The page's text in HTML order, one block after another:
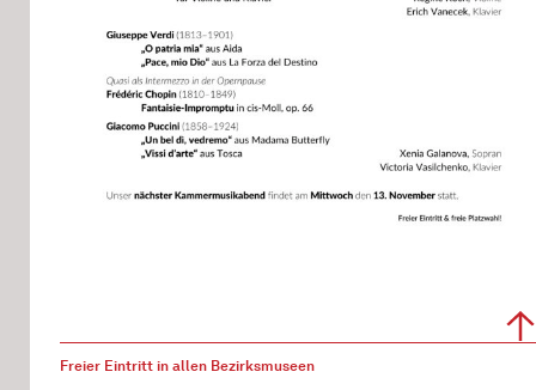
Freier Eintritt in allen Bezirksmuseen